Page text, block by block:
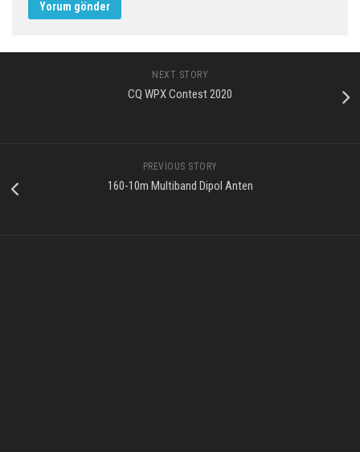
NEXT STORY
CQ WPX Contest 2020
PREVIOUS STORY
160-10m Multiband Dipol Anten